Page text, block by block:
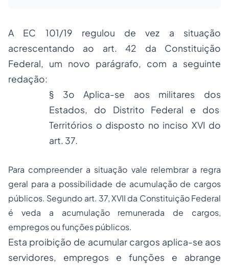
A EC 101/19 regulou de vez a situação
acrescentando ao art. 42 da Constituição
Federal, um novo parágrafo, com a seguinte
redação:
§ 3o Aplica-se aos militares dos
Estados, do Distrito Federal e dos
Territórios o disposto no inciso XVI do
art. 37.
Para compreender a situação vale relembrar a regra
geral para a possibilidade de acumulação de cargos
públicos. Segundo art. 37, XVII da Constituição Federal
é veda a acumulação remunerada de cargos,
empregos ou funções públicos.
Esta proibição de acumular cargos aplica-se aos
servidores, empregos e funções e abrange